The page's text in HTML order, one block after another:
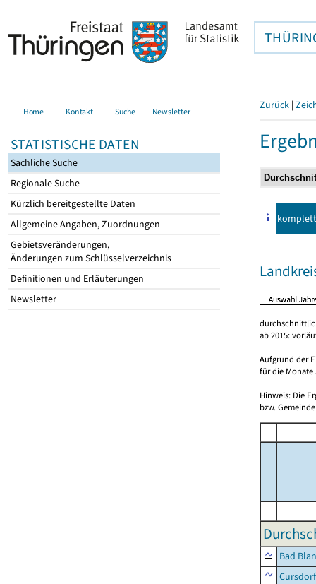
Home Kontakt Suche Newsletter
STATISTISCHE DATEN
Sachliche Suche
Regionale Suche
Kürzlich bereitgestellte Daten
Allgemeine Angaben, Zuordnungen
Gebietsveränderungen,
Änderungen zum Schlüsselverzeichnis
Definitionen und Erläuterungen
Newsletter
Zurück |
komplett
ab 2015:
Aufgrund der
für die Monate
Hinweis: Die
bzw.
Bad
Cursdorf